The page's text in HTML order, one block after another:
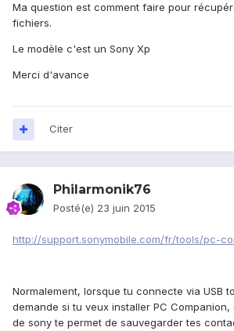
Ma question est comment faire pour
fichiers.
Le modèle c'est un Sony Xp
Merci d'avance
Citer
Philarmonik76
Posté(e) 23 juin 2015
http://support.sonymobile.com/fr/tools/pc-
Normalement, lorsque tu connecte via USB
demande si tu veux installer PC
de sony te permet de sauvegarder tes